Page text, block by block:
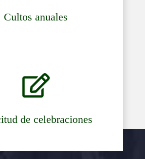
Cultos anuales

de celebraciones